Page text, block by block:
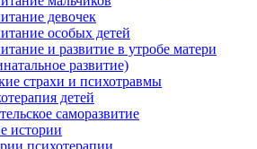
девочек
особых детей
и развитие в утробе матери
развитие)
страхи и психотравмы
детей
саморазвитие
истории
психотерапии